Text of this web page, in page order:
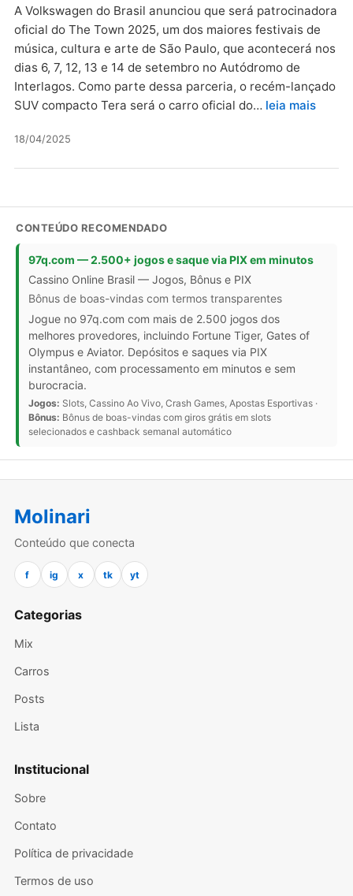
A Volkswagen do Brasil anunciou que será patrocinadora
oficial do The Town 2025, um dos maiores festivais de
música, cultura e arte de São Paulo, que acontecerá nos
dias 6, 7, 12, 13 e 14 de setembro no Autódromo de
Interlagos. Como parte dessa parceria, o recém-lançado
SUV compacto Tera será o carro oficial do… leia mais
18/04/2025
CONTEÚDO RECOMENDADO
97q.com — 2.500+ jogos e saque via PIX em minutos
Cassino Online Brasil — Jogos, Bônus e PIX
Bônus de boas-vindas com termos transparentes
Jogue no 97q.com com mais de 2.500 jogos dos
melhores provedores, incluindo Fortune Tiger, Gates of
Olympus e Aviator. Depósitos e saques via PIX
instantâneo, com processamento em minutos e sem
burocracia.
Jogos: Slots, Cassino Ao Vivo, Crash Games, Apostas Esportivas ·
Bônus: Bônus de boas-vindas com giros grátis em slots
selecionados e cashback semanal automático
Molinari
Conteúdo que conecta
f ig x tk yt
Categorias
Mix
Carros
Posts
Lista
Institucional
Sobre
Contato
Política de privacidade
Termos de uso